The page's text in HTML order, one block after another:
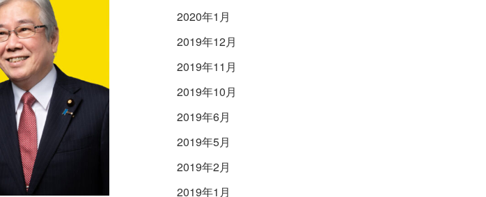
2020年1月
2019年12月
2019年11月
2019年10月
2019年6月
2019年5月
2019年2月
2019年1月